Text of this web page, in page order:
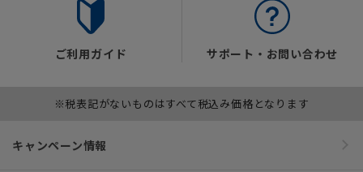
ご利用ガイド サポート・お問い合わせ
※税表記がないものはすべて税込み価格となります
キャンペーン情報